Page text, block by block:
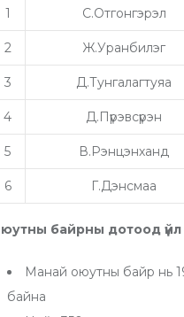
1 С.Отгонгэрэл
2 Ж.Уранбилэг
3 Д.Тунгалагтуяа
4 Д.Пүрэвсүрэн
5 В.Рэнцэнханд
6 Г.Дэнсмаа
байрны дотоод үйл
Манай оюутны байр нь
байна